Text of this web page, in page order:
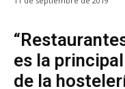
es la
de la